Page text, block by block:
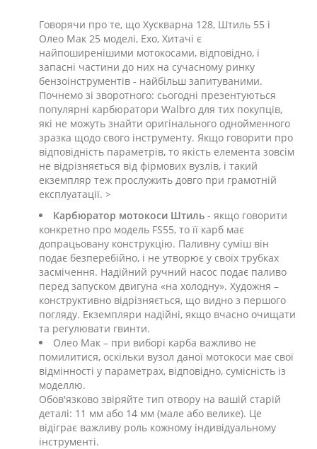
Говорячи про те, що Хускварна 128, Штиль 55 і
Олео Мак 25 моделі, Ехо, Хитачі є
найпоширенішими мотокосами, відповідно, і
запасні частини до них на сучасному ринку
бензоінструментів - найбільш запитуваними.
Почнемо зі зворотного: сьогодні презентуються
популярні карбюратори Walbro для тих покупців,
які не можуть знайти оригінального однойменного
зразка щодо свого інструменту. Якщо говорити про
відповідність параметрів, то якість елемента зовсім
не відрізняється від фірмових вузлів, і такий
екземпляр теж прослужить довго при грамотній
експлуатації. >
Карбюратор мотокоси Штиль - якщо говорити
конкретно про модель FS55, то її карб має
допрацьовану конструкцію. Паливну суміш він
подає безперебійно, і не утворює у своїх трубках
засмічення. Надійний ручний насос подає паливо
перед запуском двигуна «на холодну». Художня –
конструктивно відрізняється, що видно з першого
погляду. Екземпляри надійні, якщо вчасно очищати
та регулювати гвинти.
Олео Мак – при виборі карба важливо не
помилитися, оскільки вузол даної мотокоси має свої
відмінності у параметрах, відповідно, сумісність із
моделлю.
Обов'язково звіряйте тип отвору на вашій старій
деталі: 11 мм або 14 мм (мале або велике). Це
відіграє важливу роль кожному індивідуальному
інструменті.